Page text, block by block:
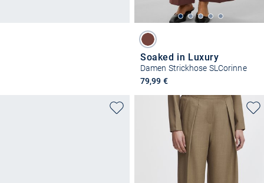
Soaked in Luxury
Damen Strickhose SLCorinne
79,99 €